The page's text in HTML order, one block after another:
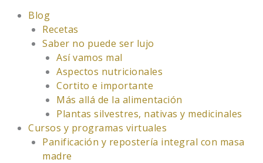
Blog
Recetas
Saber no puede ser lujo
Así vamos mal
Aspectos nutricionales
Cortito e importante
Más allá de la alimentación
Plantas silvestres, nativas y medicinales
Cursos y programas virtuales
Panificación y repostería integral con masa
madre